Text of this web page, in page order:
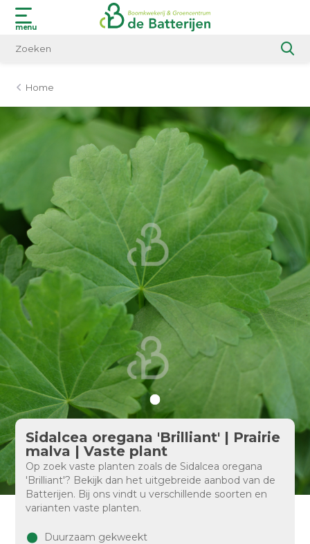
menu
Home
Sidalcea oregana 'Brilliant' | Prairie
malva | Vaste plant
Op zoek vaste planten zoals de Sidalcea oregana
'Brilliant'? Bekijk dan het uitgebreide aanbod van de
Batterijen. Bij ons vindt u verschillende soorten en
varianten vaste planten.
Duurzaam gekweekt